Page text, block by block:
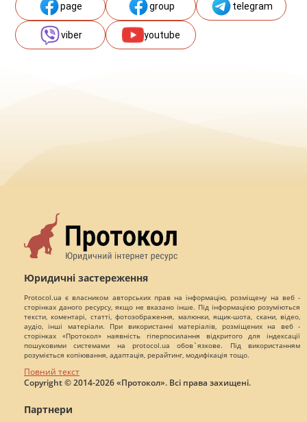
page group telegram
viber youtube
Юридичні застереження
Protocol.ua є власником авторських прав на інформацію, розміщену на веб -
сторінках даного ресурсу, якщо не вказано інше. Під інформацією розуміються
тексти, коментарі, статті, фотозображення, малюнки, ящик-шота, скани, відео,
аудіо, інші матеріали. При використанні матеріалів, розміщених на веб -
сторінках «Протокол» наявність гіперпосилання відкритого для індексації
пошуковими системами на protocol.ua обов`язкове. Під використанням
розуміється копіювання, адаптація, рерайтинг, модифікація тощо.
Повний текст
Copyright © 2014-2026 «Протокол». Всі права захищені.
Партнери